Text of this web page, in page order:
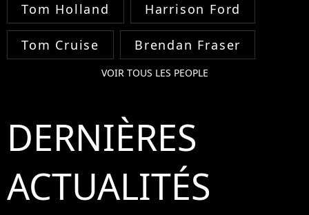
Tom Holland Harrison Ford
Tom Cruise Brendan Fraser
VOIR TOUS LES PEOPLE
DERNIÈRES
ACTUALITÉS